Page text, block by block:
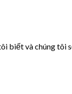
biết và chúng tôi